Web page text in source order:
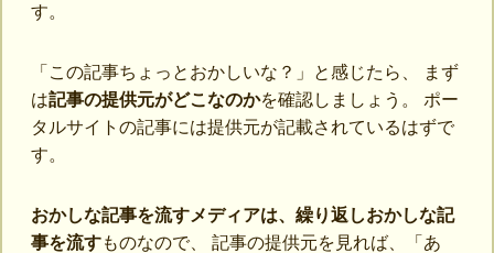
す。
「この記事ちょっとおかしいな？」と感じたら、 まず
は記事の提供元がどこなのかを確認しましょう。 ポー
タルサイトの記事には提供元が記載されているはずで
す。
おかしな記事を流すメディアは、繰り返しおかしな記
事を流すものなので、 記事の提供元を見れば、「あ